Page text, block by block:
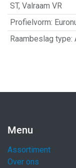
ST, Valraam VR
Profielvorm:
Raambeslag type:
Menu
Assortiment
Over ons